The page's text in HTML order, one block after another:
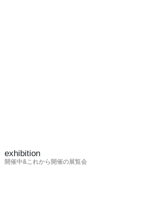
exhibition
開催中&これから開催の展覧会